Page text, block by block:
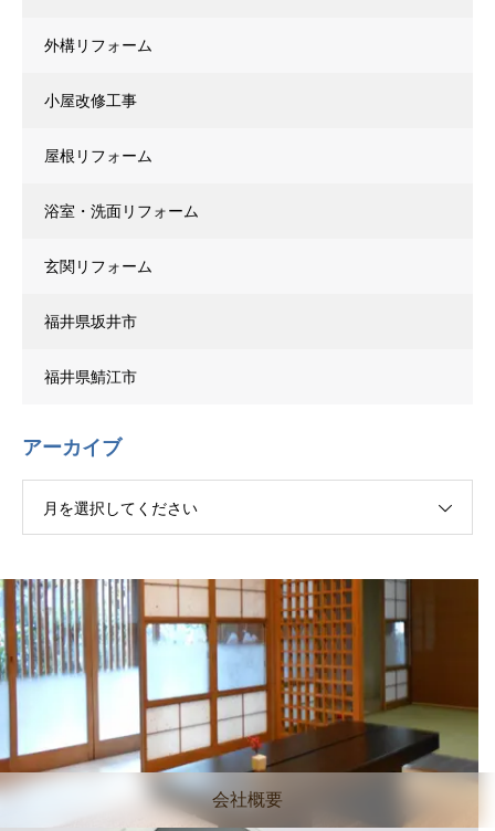
外構リフォーム
小屋改修工事
屋根リフォーム
浴室・洗面リフォーム
玄関リフォーム
福井県坂井市
福井県鯖江市
アーカイブ
月を選択してください
会社概要